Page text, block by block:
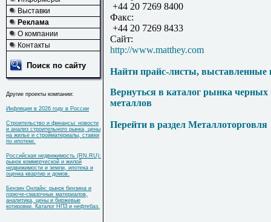
Выставки
Реклама
О компании
Контакты
Поиск по сайту
Другие проекты компании:
Инфляция в 2026 году в России
Строительство и финансы: новости
и анализ строительного рынка, цены
на жилье и стройматериалы, ставки
по ипотеке.
Российская недвижимость (RN.RU):
рынок коммерческой и жилой
недвижимости и земли, ипотека и
оценка квартир и домов.
Бензин Онлайн: рынок бензина и
горюче-смазочных материалов,
аналитика, цены и биржевые
котировки. Каталог НПЗ и нефтебаз.
+44 20 7269 8400
Факс:
+44 20 7269 8433
Сайт:
http://www.matthey.com
Найти прайс-листы, выставленные
Вернуться в каталог рынка
металлов
Перейти в раздел Металлоторговля